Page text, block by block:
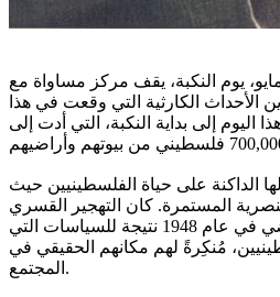
يوم النكبة، يقف مركز مساواة مع
الكارثية التي وقعت في هذا
عام 1948. يشير هذا اليوم إلى بداية النكبة، التي أدت إلى
الداكنة على حياة الفلسطينيين حيث
المستمرة. كان التهجير القسري
والاستيلاء على الأراضي في عام 1948 نتيجة للسياسات التي
مُنكِرةً لهم مكانهم الحقيقي في
المجتمع.